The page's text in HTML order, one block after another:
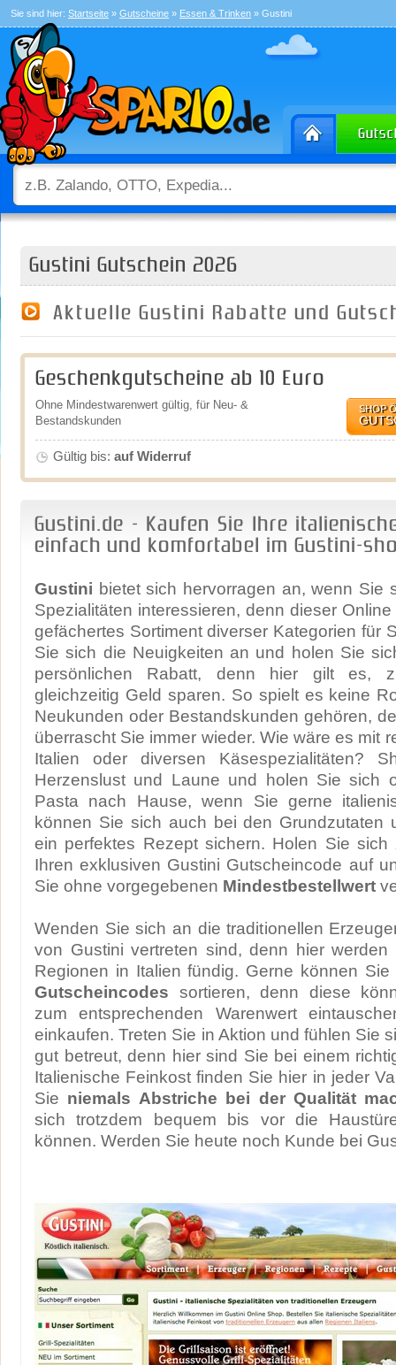
Sie sind hier: Startseite » Gutscheine » Essen & Trinken » Gustini
Gustini Gutschein 2026
Aktuelle Gustini Rabatte und
Geschenkgutscheine ab 10 Euro
Ohne Mindestwarenwert gültig, für Neu- &
Bestandskunden
SHOP
Gültig bis: auf Widerruf
Gustini.de - Kaufen Sie Ihre
einfach und komfortabel im Gustini-
Gustini bietet sich hervorragen an, wenn Sie
Spezialitäten interessieren, denn dieser
gefächertes Sortiment diverser Kategorien für
Sie sich die Neuigkeiten an und holen Sie
persönlichen Rabatt, denn hier gilt es,
gleichzeitig Geld sparen. So spielt es keine
Neukunden oder Bestandskunden gehören,
überrascht Sie immer wieder. Wie wäre es mit
Italien oder diversen Käsespezialitäten?
Herzenslust und Laune und holen Sie sich
Pasta nach Hause, wenn Sie gerne
können Sie sich auch bei den Grundzutaten
ein perfektes Rezept sichern. Holen Sie
Ihren exklusiven Gustini Gutscheincode auf
Sie ohne vorgegebenen Mindestbestellwert
Wenden Sie sich an die traditionellen
von Gustini vertreten sind, denn hier
Regionen in Italien fündig. Gerne können
Gutscheincodes sortieren, denn diese
zum entsprechenden Warenwert
einkaufen. Treten Sie in Aktion und fühlen Sie
gut betreut, denn hier sind Sie bei einem
Italienische Feinkost finden Sie hier in jeder
Sie niemals Abstriche bei der Qualität
sich trotzdem bequem bis vor die
können. Werden Sie heute noch Kunde bei